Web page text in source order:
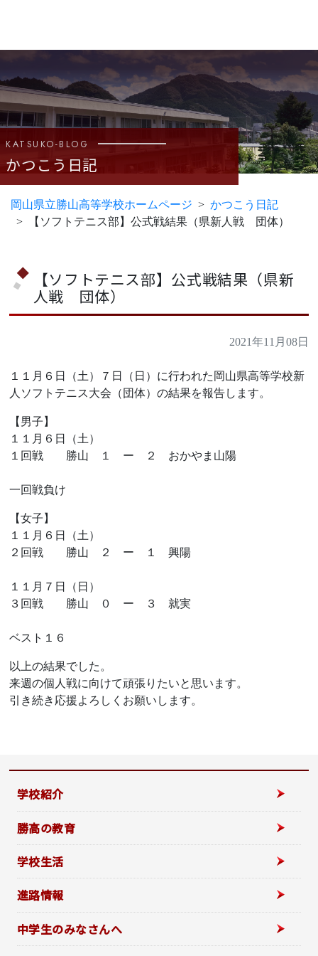
岡山県立勝山高等学校ホームページ
かつこう日記
【ソフトテニス部】公式戦結果（県新人戦 団体）
KATSUKO-BLOG
かつこう日記
【ソフトテニス部】公式戦結果（県新
人戦 団体）
2021年11月08日
１１月６日（土）７日（日）に行われた岡山県高等学校新
人ソフトテニス大会（団体）の結果を報告します。
【男子】
１１月６日（土）
１回戦 勝山 １ ー ２ おかやま山陽
一回戦負け
【女子】
１１月６日（土）
２回戦 勝山 ２ ー １ 興陽
１１月７日（日）
３回戦 勝山 ０ ー ３ 就実
ベスト１６
以上の結果でした。
来週の個人戦に向けて頑張りたいと思います。
引き続き応援よろしくお願いします。
学校紹介
勝高の教育
学校生活
進路情報
中学生のみなさんへ